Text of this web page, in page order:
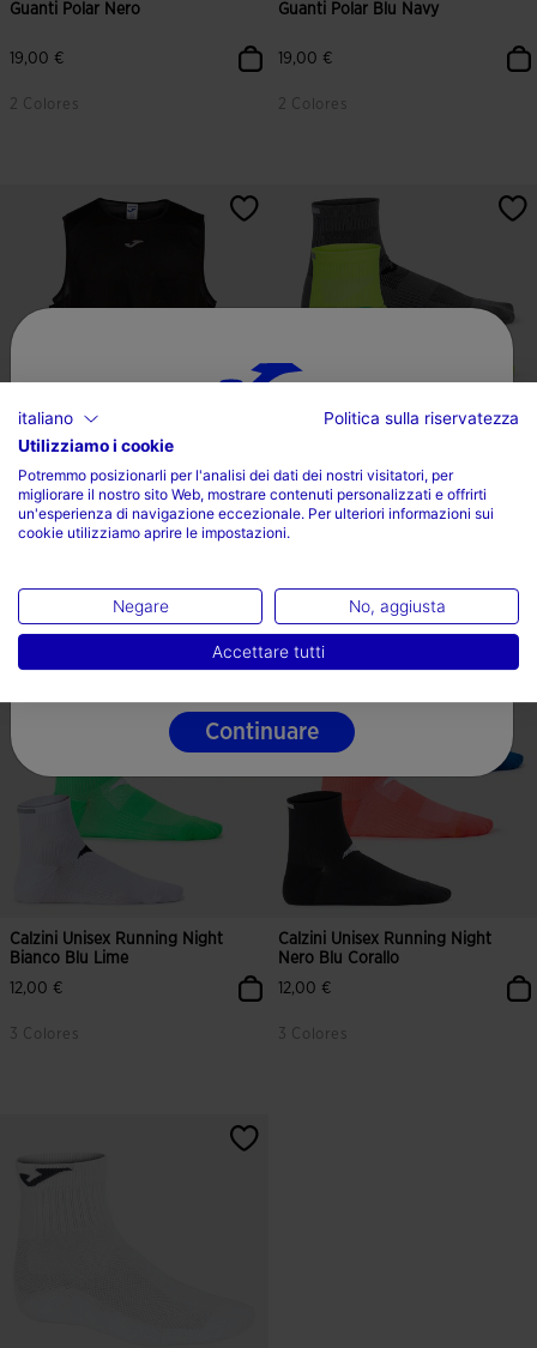
Guanti Polar Nero
19,00 €
2 Colores
3,3 su 5 valutazione dei clienti
Guanti Polar Blu Navy
19,00 €
2 Colores
4,4 su 5 valutazione dei clienti
Pettorina R-Night Nero
15,98 €
5 su 5 valutazione dei clienti
Calzini Unisex Running Night
Verde Fluorescen...
12,00 €
3,4 su 5 valutazione dei clienti
Calzini Unisex Running Night
Bianco Blu Lime
12,00 €
3 Colores
Calzini Unisex Running Night
Nero Blu Corallo
12,00 €
3 Colores
Scegli il tuo paese e la tua lingua
Paese
Lingua
Italiano
Continuare
italiano
Politica sulla riservatezza
Utilizziamo i cookie
Potremmo posizionarli per l'analisi dei dati dei nostri visitatori, per
migliorare il nostro sito Web, mostrare contenuti personalizzati e offrirti
un'esperienza di navigazione eccezionale. Per ulteriori informazioni sui
cookie utilizziamo aprire le impostazioni.
Negare No, aggiusta
Accettare tutti